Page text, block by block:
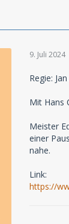
9. Juli 2024
Regie:
Mit Hans
Meister
einer
nahe.
Link:
https://